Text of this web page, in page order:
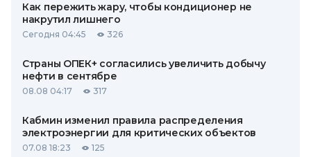
Как пережить жару, чтобы кондиционер не
накрутил лишнего
Сегодня 04:45 326
Страны ОПЕК+ согласились увеличить добычу
нефти в сентябре
08.08 04:17 317
Кабмин изменил правила распределения
электроэнергии для критических объектов
07.08 18:23 125